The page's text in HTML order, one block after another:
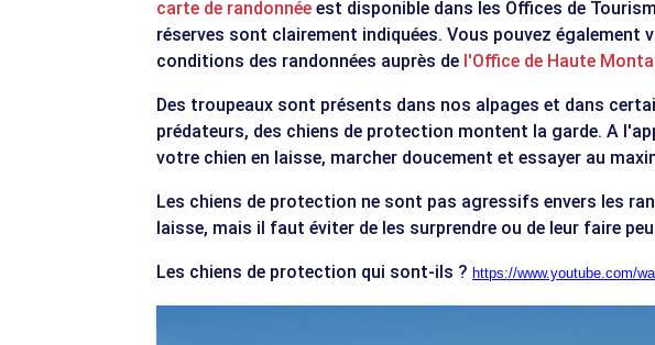
carte de randonnée est disponible dans les Offices de
réserves sont clairement indiquées. Vous pouvez également
conditions des randonnées auprès de l'Office de Haute
Des troupeaux sont présents dans nos alpages et dans
prédateurs, des chiens de protection montent la garde. A
votre chien en laisse, marcher doucement et essayer au
Les chiens de protection ne sont pas agressifs envers les
laisse, mais il faut éviter de les surprendre ou de leur faire
Les chiens de protection qui sont-ils ? https://www.youtube.com/